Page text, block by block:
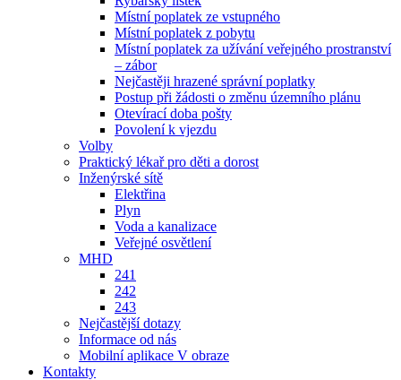
Místní poplatek ze vstupného
Místní poplatek z pobytu
Místní poplatek za užívání veřejného prostranství
– zábor
Nejčastěji hrazené správní poplatky
Postup při žádosti o změnu územního plánu
Otevírací doba pošty
Povolení k vjezdu
Volby
Praktický lékař pro děti a dorost
Inženýrské sítě
Elektřina
Plyn
Voda a kanalizace
Veřejné osvětlení
MHD
241
242
243
Nejčastější dotazy
Informace od nás
Mobilní aplikace V obraze
Kontakty